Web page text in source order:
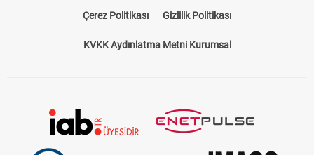
Çerez Politikası Gizlilik Politikası
KVKK Aydınlatma Metni Kurumsal